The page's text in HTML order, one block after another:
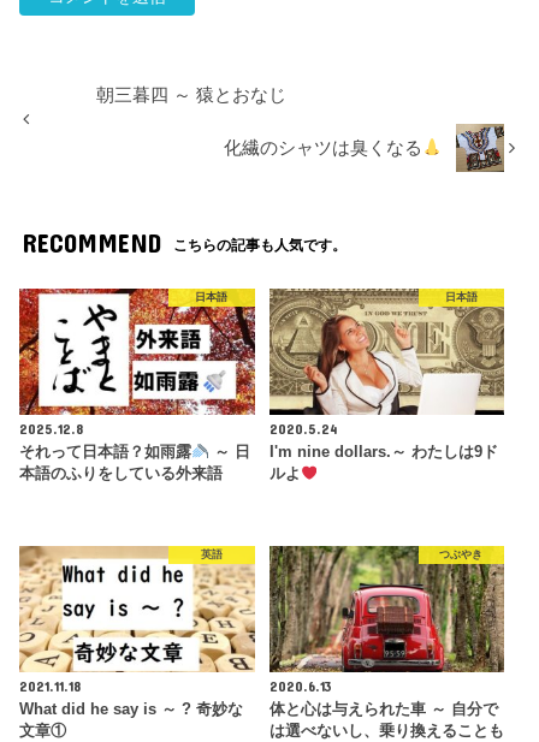
朝三暮四 ～ 猿とおなじ
化繊のシャツは臭くなる
RECOMMEND こちらの記事も人気です。
日本語
2025.12.8
それって日本語？如雨露
～ 日
本語のふりをしている外来語
日本語
2020.5.24
I'm nine dollars.～ わたしは9ド
ルよ
英語
2021.11.18
What did he say is ～ ? 奇妙な
文章①
つぶやき
2020.6.13
体と心は与えられた車 ～ 自分で
は選べないし、乗り換えることも